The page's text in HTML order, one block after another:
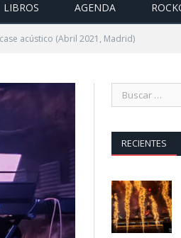
LIBROS AGENDA
acústico (Abril 2021, Madrid)
RECIENTES